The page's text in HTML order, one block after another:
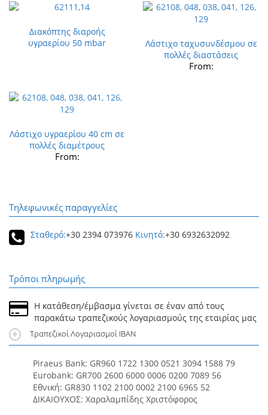
Λάστιχο ταχυσυνδέσμου σε
πολλές διαστάσεις
From:
Διακόπτης διαροής
υγραερίου 50 mbar
Λάστιχο υγραερίου 40 cm σε
πολλές διαμέτρους
From:
Τηλεφωνικές παραγγελίες
Σταθερό:+30 2394 073976 Κινητό:+30 6932632092
Τρόποι πληρωμής
Η κατάθεση/έμβασμα γίνεται σε έναν από τους
παρακάτω τραπεζικούς λογαριασμούς της εταιρίας μας
Τραπεζικοί Λογαριασμοί IBAN
Piraeus Bank: GR960 1722 1300 0521 3094 1588 79
Eurobank: GR700 2600 6000 0006 0200 7089 56
Εθνική: GR830 1102 2100 0002 2100 6965 52
ΔΙΚΑΙΟΥΧΟΣ: Χαραλαμπίδης Χριστόφορος